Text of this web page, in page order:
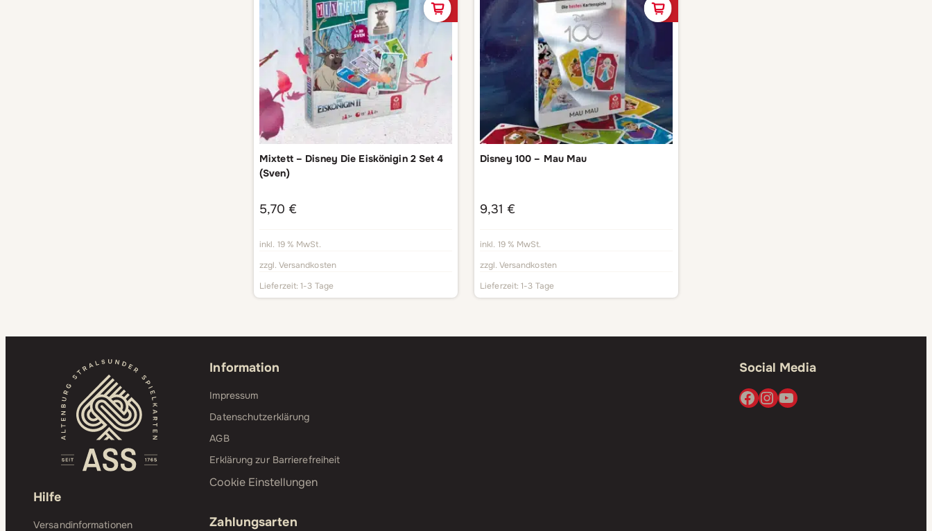
Mixtett – Disney Die Eiskönigin 2 Set 4
(Sven)
5,70 €
inkl. 19 % MwSt.
zzgl. Versandkosten
Lieferzeit:1-3 Tage
In den Warenkorb
Disney 100 – Mau Mau
9,31 €
inkl. 19 % MwSt.
zzgl. Versandkosten
Lieferzeit:1-3 Tage
Hilfe
Versandinformationen
Information
Impressum
Datenschutzerklärung
AGB
Erklärung zur Barrierefreiheit
Cookie Einstellungen
Zahlungsarten
Social Media
Facebook
Instagram
YouTube